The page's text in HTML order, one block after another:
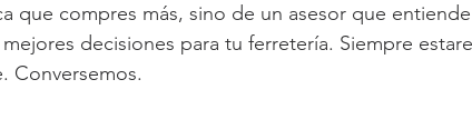
que compres más, sino de un asesor que
decisiones para tu ferretería. Siempre
Conversemos.